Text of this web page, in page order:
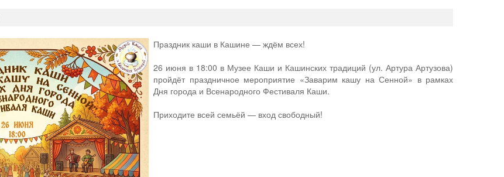
Праздник каши в Кашине — ждём всех!
26 июня в 18:00 в Музее Каши и Кашинских традиций (ул. Артура Артузова)
пройдёт праздничное мероприятие «Заварим кашу на Сенной» в рамках
Дня города и Всенародного Фестиваля Каши.
Приходите всей семьёй — вход свободный!